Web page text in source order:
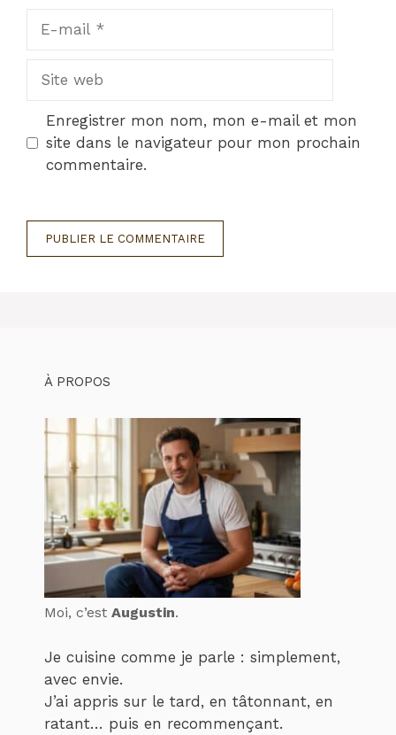
mail
web
Enregistrer mon nom, mon e-mail et mon
site dans le navigateur pour mon prochain
commentaire.
À PROPOS
Moi, c’est Augustin.
Je cuisine comme je parle : simplement,
avec envie.
J’ai appris sur le tard, en tâtonnant, en
ratant… puis en recommençant.